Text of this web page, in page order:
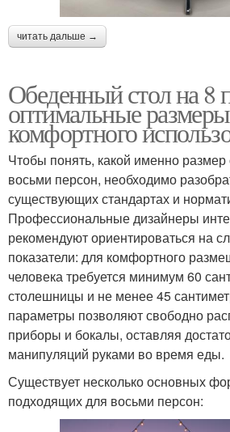
читать дальше →
Обеденный стол на 8
оптимальные
комфортного
Чтобы понять, какой именно размер
восьми персон, необходимо
существующих стандартах и
Профессиональные дизайнеры
рекомендуют ориентироваться на
показатели: для комфортного
человека требуется минимум 60
столешницы и не менее 45
параметры позволяют свободно
приборы и бокалы, оставляя
манипуляций руками во время еды.
Существует несколько основных
подходящих для восьми персон: